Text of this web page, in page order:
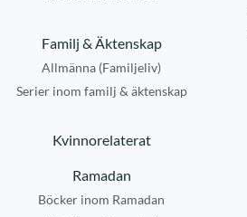
Familj & Äktenskap
Allmänna (Familjeliv)
Serier inom familj & äktenskap
Kvinnorelaterat
Ramadan
Böcker inom Ramadan